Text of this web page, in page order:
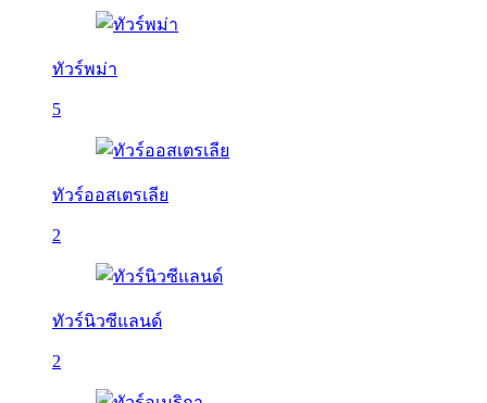
ทัวร์พม่า
5
ทัวร์ออสเตรเลีย
2
ทัวร์นิวซีแลนด์
2